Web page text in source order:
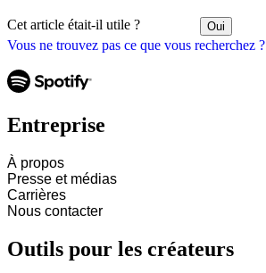
Vous ne trouvez pas ce que vous recherchez ?
Cet article était-il utile ? Oui
Entreprise
À propos
Presse et médias
Carrières
Nous contacter
Outils pour les créateurs